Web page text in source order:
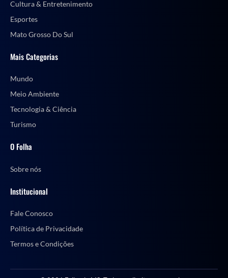
Cultura & Entretenimento
Esportes
Mato Grosso Do Sul
Mais Categorias
Mundo
Meio Ambiente
Tecnologia & Ciência
Turismo
O Folha
Sobre nós
Institucional
Fale Conosco
Política de Privacidade
Termos e Condições